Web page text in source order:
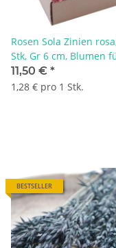
Rosen Sola Zinien
Stk, Gr 6 cm, Blumen
Tischdeko &
Trockenblumenfloristik
11,50 € *
1,28 € pro 1 Stk.
BESTSELLER